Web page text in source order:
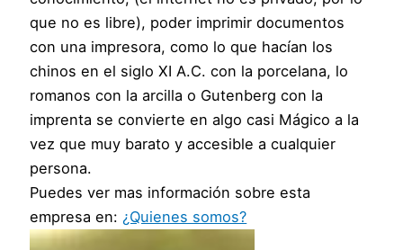
que no es libre), poder imprimir documentos
con una impresora, como lo que hacían los
chinos en el siglo XI A.C. con la porcelana, lo
romanos con la arcilla o Gutenberg con la
imprenta se convierte en algo casi Mágico a la
vez que muy barato y accesible a cualquier
persona.
Puedes ver mas información sobre esta
empresa en: ¿Quienes somos?